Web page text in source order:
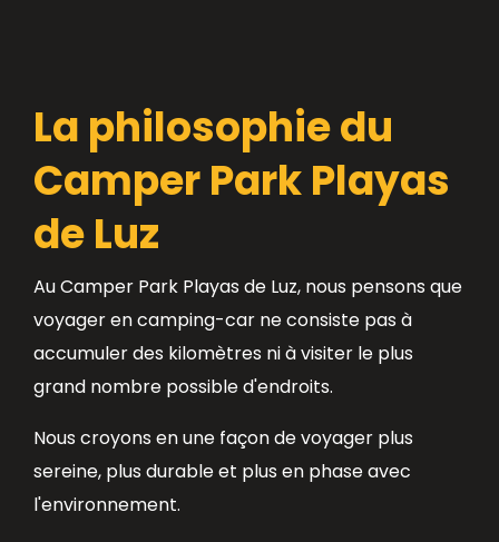
La philosophie du
Camper Park Playas
de Luz
Au Camper Park Playas de Luz, nous pensons que
voyager en camping-car ne consiste pas à
accumuler des kilomètres ni à visiter le plus
grand nombre possible d'endroits.
Nous croyons en une façon de voyager plus
sereine, plus durable et plus en phase avec
l'environnement.